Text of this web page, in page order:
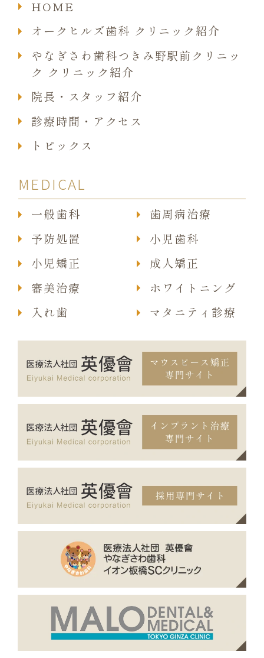
HOME
オークヒルズ歯科 クリニック紹介
やなぎさわ歯科つきみ野駅前クリニッ
ク クリニック紹介
院長・スタッフ紹介
診療時間・アクセス
トピックス
MEDICAL
一般歯科
成人矯正
歯周病治療
審美治療
予防処置
ホワイトニング
小児歯科
入れ歯
小児矯正
マタニティ診療